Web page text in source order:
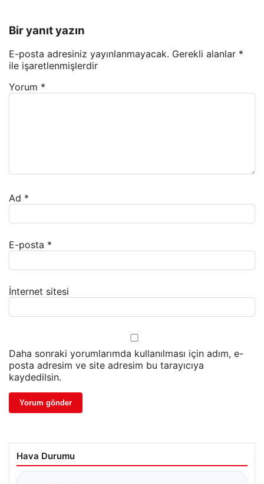
Bir yanıt yazın
E-posta adresiniz yayınlanmayacak. Gerekli alanlar *
ile işaretlenmişlerdir
Yorum *
Ad *
E-posta *
İnternet sitesi
Daha sonraki yorumlarımda kullanılması için adım, e-
posta adresim ve site adresim bu tarayıcıya
kaydedilsin.
Hava Durumu